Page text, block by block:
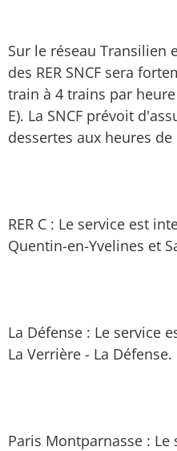
Sur le réseau Transilien
des RER SNCF sera
train à 4 trains par
E). La SNCF prévoit
dessertes aux heures
RER C : Le service est
Quentin-en-Yvelines et
La Défense : Le service
La Verrière - La Défense.
Paris Montparnasse :